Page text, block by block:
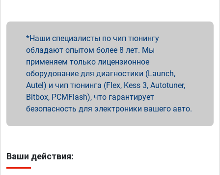
Наши специалисты по чип тюнингу
обладают опытом более 8 лет. Мы
применяем только лицензионное
оборудование для диагностики (Launch,
Autel) и чип тюнинга (Flex, Kess 3, Autotuner,
Bitbox, PCMFlash), что гарантирует
безопасность для электроники вашего авто.
Ваши действия: